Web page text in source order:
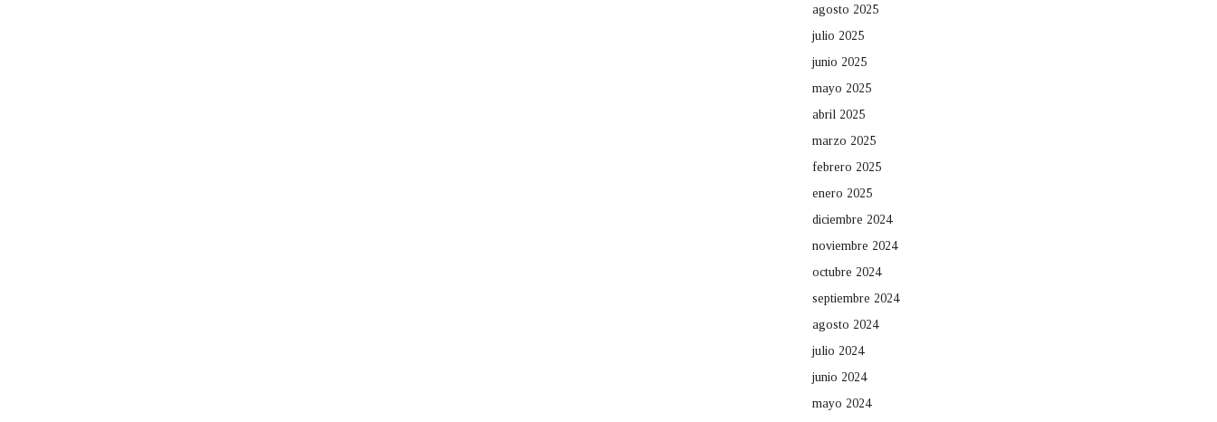
agosto 2025
julio 2025
junio 2025
mayo 2025
abril 2025
marzo 2025
febrero 2025
enero 2025
diciembre 2024
noviembre 2024
octubre 2024
septiembre 2024
agosto 2024
julio 2024
junio 2024
mayo 2024